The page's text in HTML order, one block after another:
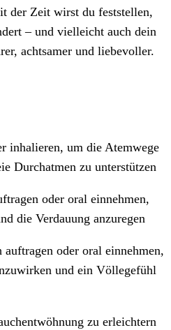
der Zeit wirst du feststellen,
– und vielleicht auch dein
achtsamer und liebevoller.
inhalieren, um die Atemwege
Durchatmen zu unterstützen
oder oral einnehmen,
die Verdauung anzuregen
oder oral einnehmen,
und ein Völlegefühl
zu erleichtern